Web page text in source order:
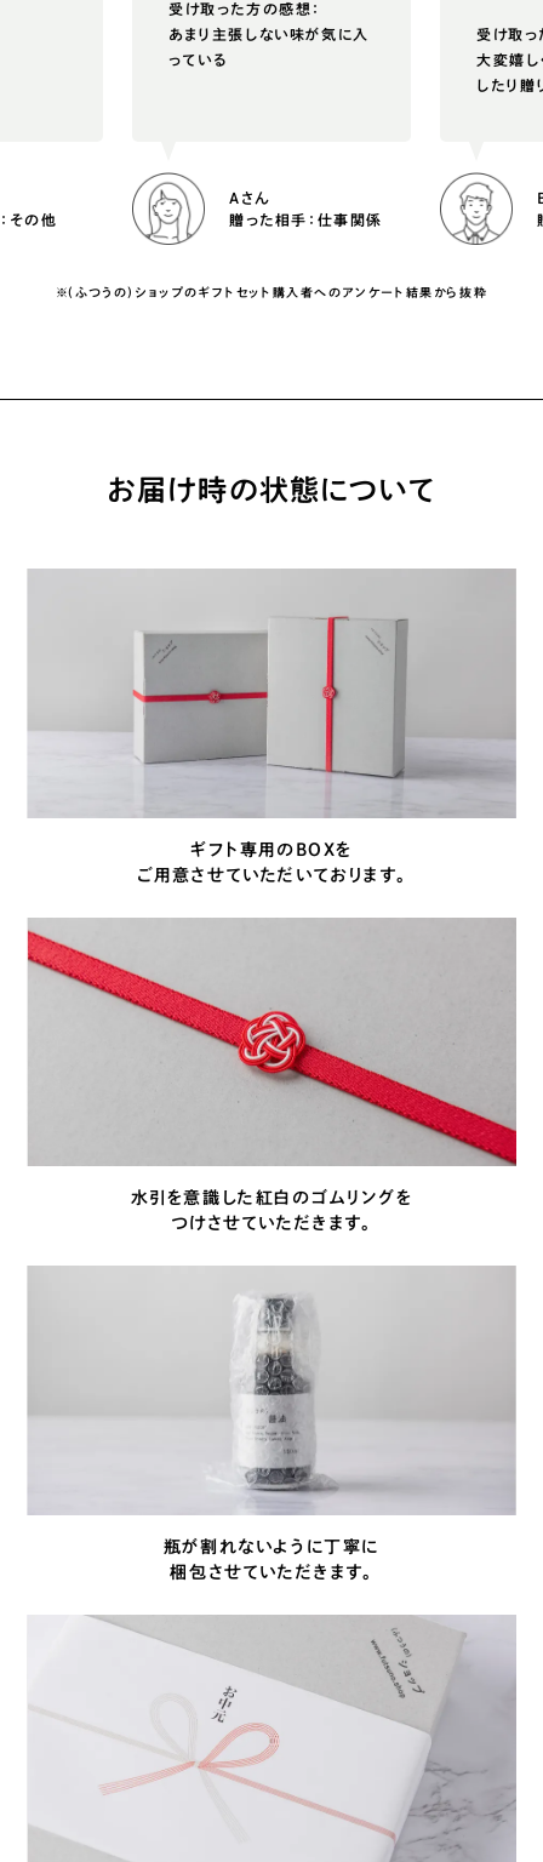
その他
受け取った方の感想：
あまり主張しない味が気に入
っている
Aさん
贈った相手：仕事関係
受け取っ
大変嬉し
したり贈
※(ふつうの)ショップのギフトセット購入者へのアンケート結果から抜粋
お届け時の状態について
ギフト専用のBOXを
ご用意させていただいております。
水引を意識した紅白のゴムリングを
つけさせていただきます。
瓶が割れないように丁寧に
梱包させていただきます。